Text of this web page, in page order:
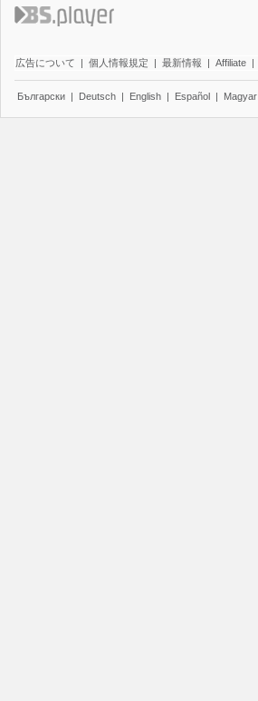
広告について | 個人情報規定 | 最新情報 | Affiliate |
Български | Deutsch | English | Español | Magyar